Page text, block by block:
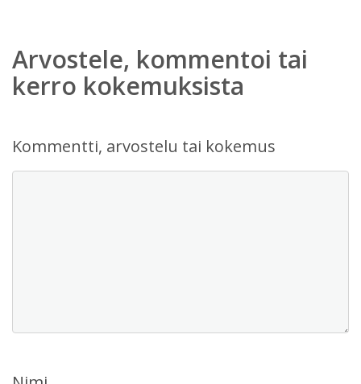
Arvostele, kommentoi tai
kerro kokemuksista
Kommentti, arvostelu tai kokemus